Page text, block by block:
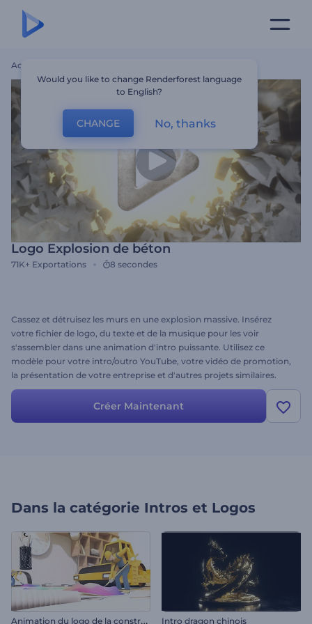
Accueil
Logo Explosion de béton
71K+ Exportations 8 secondes
Cassez et détruisez les murs en une explosion massive. Insérez
votre fichier de logo, du texte et de la musique pour les voir
s'assembler dans une animation d'intro puissante. Utilisez ce
modèle pour votre intro/outro YouTube, votre vidéo de promotion,
la présentation de votre entreprise et d'autres projets similaires.
Laissez une trace distinctive sur votre public avec le logo Explosion
de béton. Essayez dès maintenant !
Créer Maintenant
Dans la catégorie Intros et Logos
A
nimation du logo de la construction Intro dragon chinois
Would you like to change Renderforest language
to English?
CHANGE No, thanks